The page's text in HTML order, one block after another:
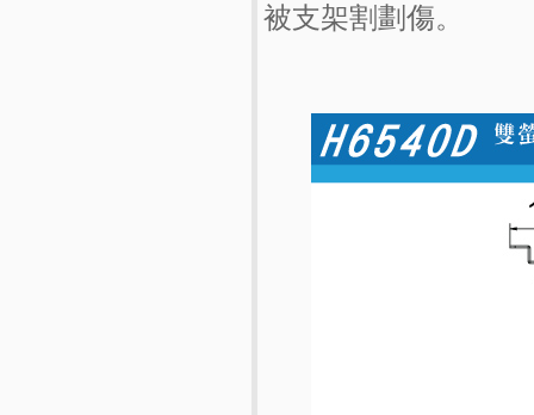
被支架割劃傷。